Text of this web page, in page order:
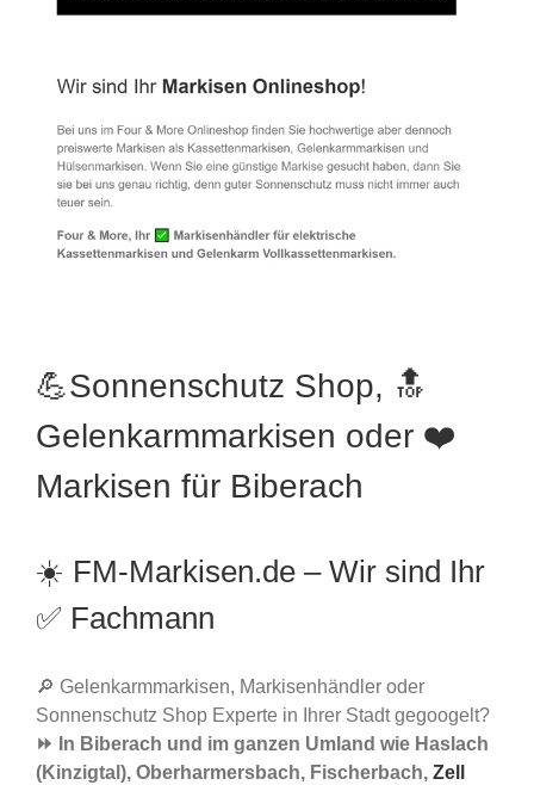
💪Sonnenschutz Shop, 🔝
Gelenkarmmarkisen oder ❤️
Markisen für Biberach
☀️ FM-Markisen.de – Wir sind Ihr
✅ Fachmann
🔎 Gelenkarmmarkisen, Markisenhändler oder
Sonnenschutz Shop Experte in Ihrer Stadt gegoogelt?
⏩ In Biberach und im ganzen Umland wie Haslach
(Kinzigtal), Oberharmersbach, Fischerbach, Zell